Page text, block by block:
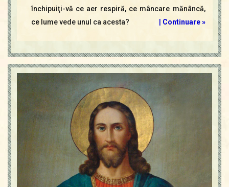
închipuiţi-vă ce aer respiră, ce mâncare mănâncă,
ce lume vede unul ca acesta?
| Continuare »